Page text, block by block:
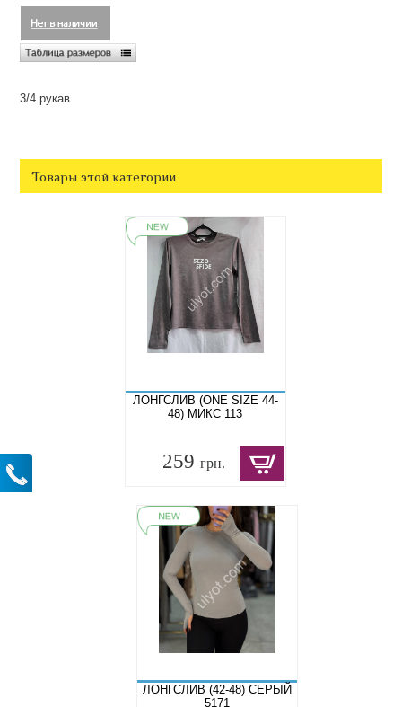
3/4 рукав
Товары этой категории
ЛОНГСЛИВ (ONE SIZE 44-
48) МИКС 113
259 грн.
ЛОНГСЛИВ (42-48) СЕРЫЙ
5171